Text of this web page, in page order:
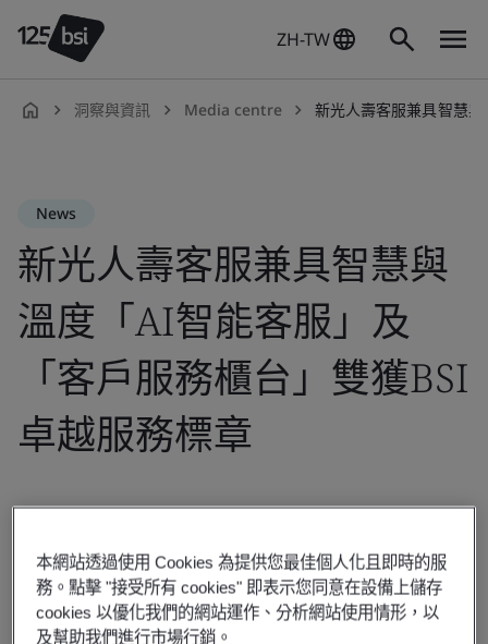
ZH-TW
洞察與資訊 Media centre 新光人壽客服兼具智慧與溫度「AI智能
News
新光人壽客服兼具智慧與
溫度「AI智能客服」及
「客戶服務櫃台」雙獲BSI
卓越服務標章
FinTech時代金融服務模式劇變，顧客需求愈來愈多樣化，
2021年新光人壽「客戶服務櫃台」及「AI智能客服」通過
「BSI英國標準協會」嚴格檢驗，取得「RMS（Royal
本網站透過使用 Cookies 為提供您最佳個人化且即時的服
務。點擊 "接受所有 cookies" 即表示您同意在設備上儲存
cookies 以優化我們的網站運作、分析網站使用情形，以
及幫助我們進行市場行銷。